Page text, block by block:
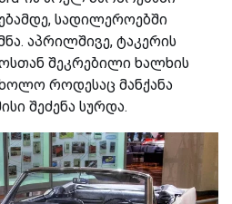
სადილეროებში
აპრილშივე, ტაკერის
შეკრებილი ხალხის
როდესაც მანქანა
შეძენა სურდა.